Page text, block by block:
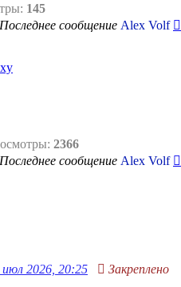
145
Последнее сообщение Alex Volf
2366
Последнее сообщение Alex Volf
июл 2026, 20:25 Закреплено